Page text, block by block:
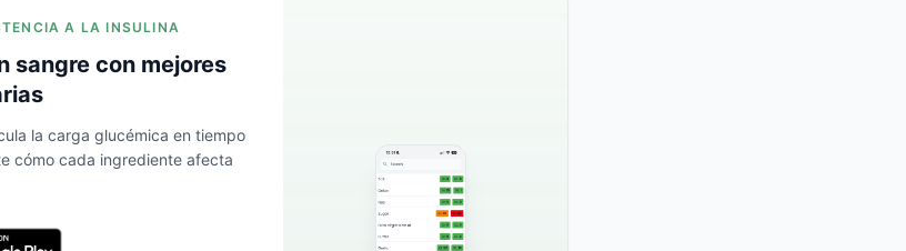
A LA INSULINA
sangre con mejores
la carga glucémica en tiempo
cómo cada ingrediente afecta